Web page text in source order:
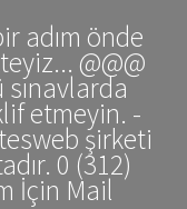
adım önde
@@@
etmeyin. -
şirketi
0 (312)
İçin Mail